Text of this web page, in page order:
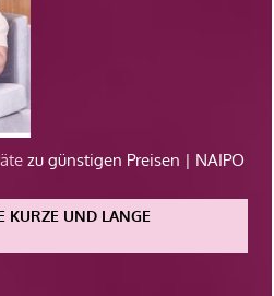
zu günstigen Preisen | NAIPO
KURZE UND LANGE